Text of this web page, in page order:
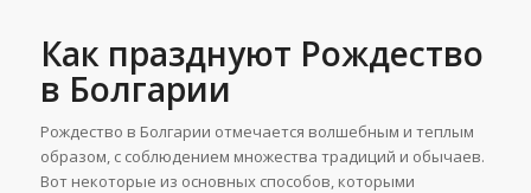
Как празднуют Рождество
в Болгарии
Рождество в Болгарии отмечается волшебным и теплым
образом, с соблюдением множества традиций и обычаев.
Вот некоторые из основных способов, которыми